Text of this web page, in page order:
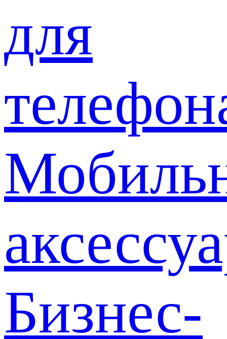
для
Бизнес-